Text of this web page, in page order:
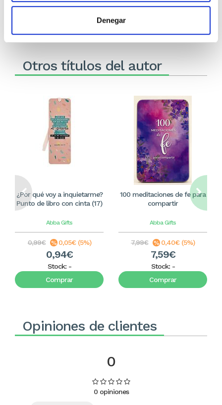
Denegar
Stock:-
Stock:-
Otros títulos del autor
¿Por qué voy a inquietarme?
Punto de libro con cinta (17)
Abba Gifts
0,99€ 0,05€ (5%)
0,94€
Stock: -
Comprar
100 meditaciones de fe para
compartir
Abba Gifts
7,99€ 0,40€ (5%)
7,59€
Stock: -
Comprar
Opiniones de clientes
0
0 opiniones